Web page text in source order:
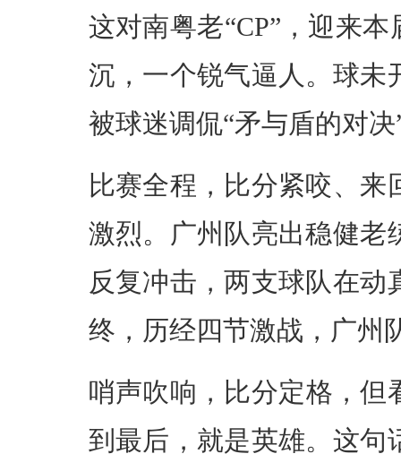
这对南粤老“CP”，迎来
沉，一个锐气逼人。球未
被球迷调侃“矛与盾的对决
比赛全程，比分紧咬、
激烈。广州队亮出稳健老
反复冲击，两支球队在
终，历经四节激战，广州
哨声吹响，比分定格，
到最后，就是英雄。这句